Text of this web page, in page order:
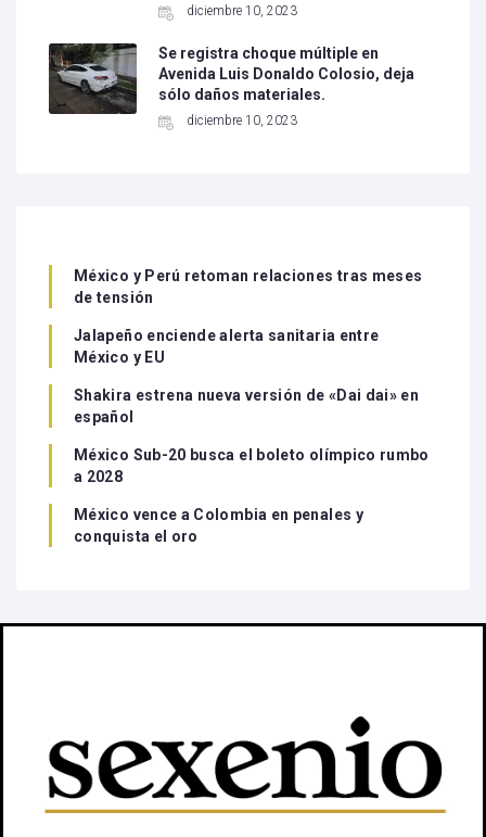
diciembre 10, 2023
Se registra choque múltiple en
Avenida Luis Donaldo Colosio, deja
sólo daños materiales.
diciembre 10, 2023
México y Perú retoman relaciones tras meses
de tensión
Jalapeño enciende alerta sanitaria entre
México y EU
Shakira estrena nueva versión de «Dai dai» en
español
México Sub-20 busca el boleto olímpico rumbo
a 2028
México vence a Colombia en penales y
conquista el oro